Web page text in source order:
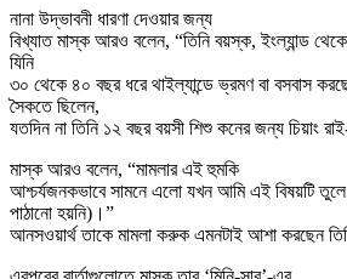
নানা উদ্ভাবনী ধারণা দেওয়ার জন্য
বিখ্যাত মাস্ক আরও বলেন, “তিনি বয়স্ক, ইংল্যান্ড
যিনি
৩০ থেকে ৪০ বছর ধরে থাইল্যান্ডে ভ্রমণ বা বসবাস
সৈকতে ছিলেন,
যতদিন না তিনি ১২ বছর বয়সী শিশু কনের জন্য চিয়াং
মাস্ক আরও বলেন, “মামলার এই হুমকি
আশ্চর্যজনকভাবে সামনে এলো যখন আমি এই বিষয়টি
পাঠানো হয়নি)।”
আনসওয়ার্থ তাকে মামলা করুক এমনটাই আশা করছেন